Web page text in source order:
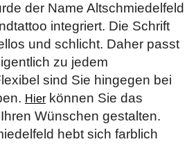
der Name Altschmiedelfeld
integriert. Die Schrift
und schlicht. Daher passt
zu jedem
sind Sie hingegen bei
Hier können Sie das
Wünschen gestalten.
hebt sich farblich